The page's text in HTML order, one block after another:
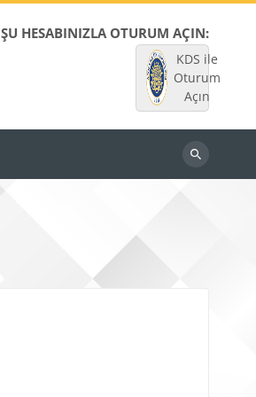
ŞU HESABINIZLA OTURUM AÇIN:
KDS ile
Oturum
Açın
Dersleri